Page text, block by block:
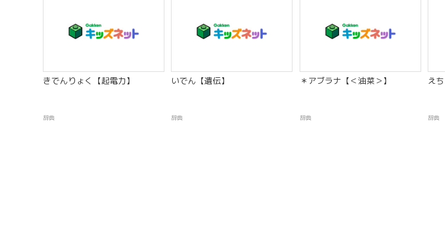
きでんりょく【起電力】
辞典
いでん【遺伝】
辞典
＊アブラナ【＜油菜＞】
辞典
え
辞典